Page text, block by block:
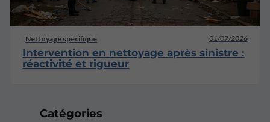
Catégories
Nettoyage spécifique 01/07/2026
Intervention en nettoyage après sinistre :
réactivité et rigueur